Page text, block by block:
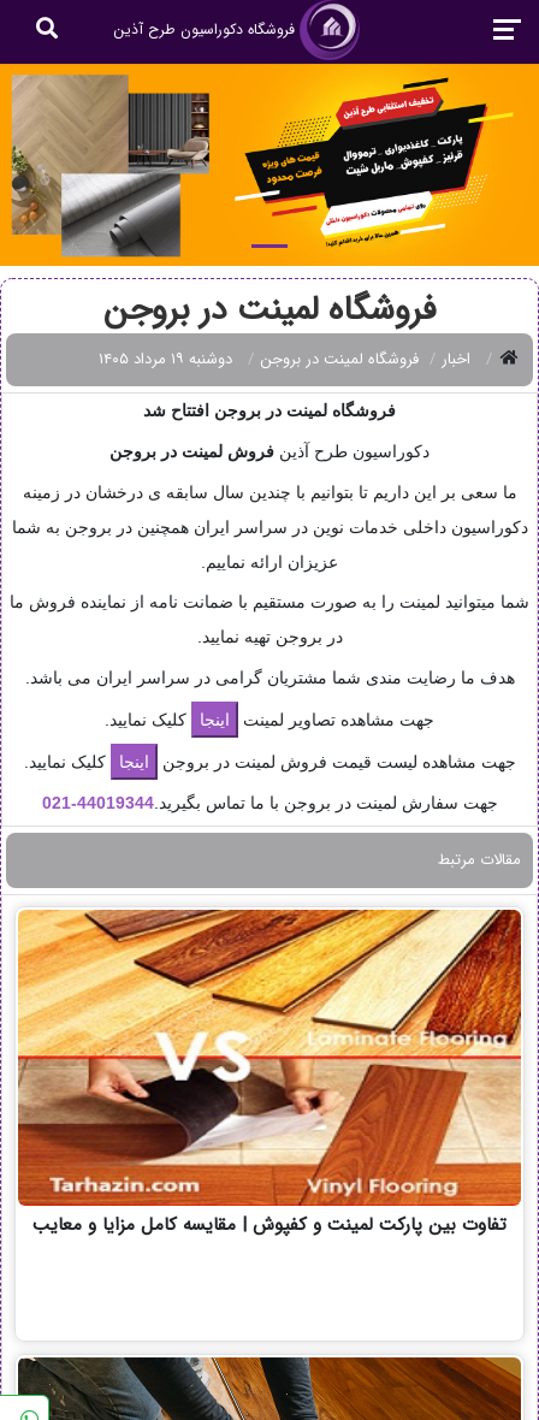
فروشگاه دکوراسیون طرح آذین
فروشگاه لمینت در بروجن
اخبار فروشگاه لمینت در بروجن دوشنبه ۱۹ مرداد ۱۴۰۵
فروشگاه لمینت در بروجن افتتاح شد
دکوراسیون طرح آذین فروش لمینت در بروجن
ما سعی بر این داریم تا بتوانیم با چندین سال سابقه ی درخشان در زمینه
دکوراسیون داخلی خدمات نوین در سراسر ایران همچنین در بروجن به شما
عزیزان ارائه نماییم.
شما میتوانید لمینت را به صورت مستقیم با ضمانت نامه از نماینده فروش ما
در بروجن تهیه نمایید.
هدف ما رضایت مندی شما مشتریان گرامی در سراسر ایران می باشد.
جهت مشاهده تصاویر لمینت کلیک نمایید.
جهت مشاهده لیست قیمت فروش لمینت در بروجن کلیک نمایید.
جهت سفارش لمینت در بروجن با ما تماس بگیرید.44019344-
021
مقالات مرتبط
تفاوت بین پارکت لمینت و کفپوش | مقایسه کامل مزایا و معایب